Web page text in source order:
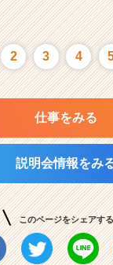
2 3 4
仕事をみる
説明会情報をみ
このページをシェアする